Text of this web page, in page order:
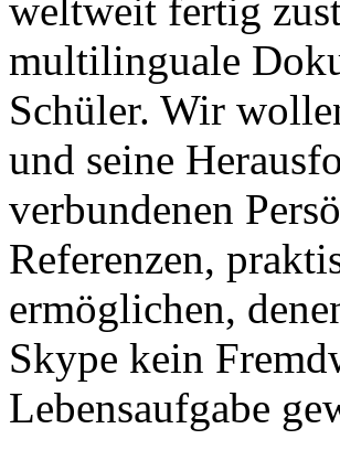
weltweit fertig
multilinguale
Schüler. Wir
und seine
verbundenen
Referenzen,
ermöglichen,
Skype kein
Lebensaufgabe